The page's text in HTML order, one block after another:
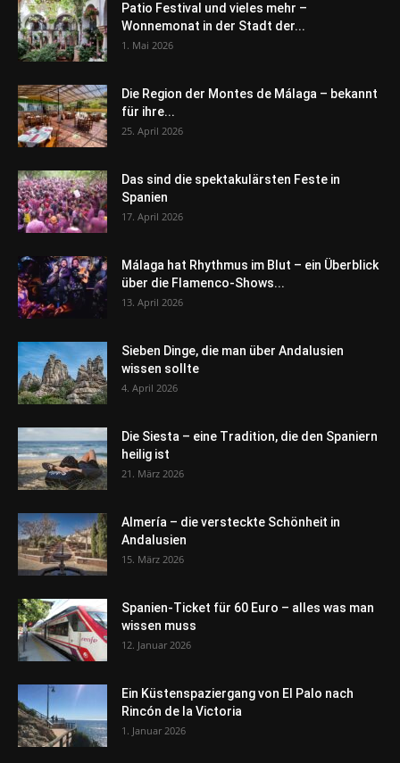
Patio Festival und vieles mehr –
Wonnemonat in der Stadt der...
1. Mai 2026
Die Region der Montes de Málaga – bekannt
für ihre...
25. April 2026
Das sind die spektakulärsten Feste in
Spanien
17. April 2026
Málaga hat Rhythmus im Blut – ein Überblick
über die Flamenco-Shows...
13. April 2026
Sieben Dinge, die man über Andalusien
wissen sollte
4. April 2026
Die Siesta – eine Tradition, die den Spaniern
heilig ist
21. März 2026
Almería – die versteckte Schönheit in
Andalusien
15. März 2026
Spanien-Ticket für 60 Euro – alles was man
wissen muss
12. Januar 2026
Ein Küstenspaziergang von El Palo nach
Rincón de la Victoria
1. Januar 2026